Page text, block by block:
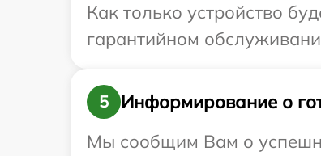
Как только устройство
гарантийном
5
Информирование о
Мы сообщим Вам о